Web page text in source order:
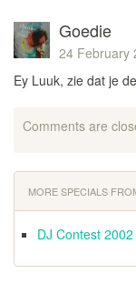
Goedie
24 February
Ey Luuk, zie dat je
Comments are
MORE SPECIALS
DJ Contest